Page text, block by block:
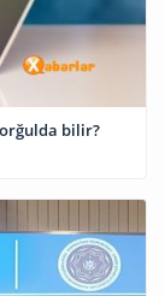
bilir?